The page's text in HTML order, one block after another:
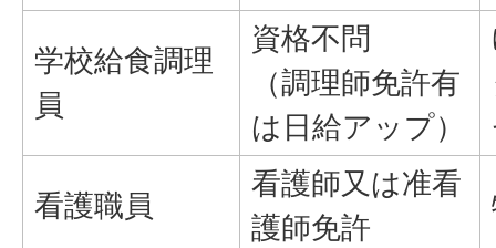
学校給食調理
員
資格不問
（調理師免許有
は日給アップ）
看護職員
看護師又は准看
護師免許